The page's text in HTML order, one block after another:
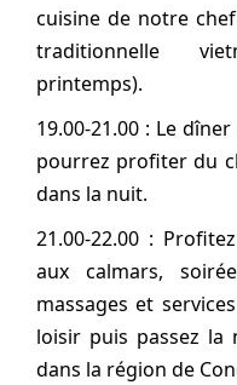
cuisine de notre
traditionnelle
printemps).
19.00-21.00 : Le
pourrez profiter du
dans la nuit.
21.00-22.00 :
aux calmars,
massages et
loisir puis passez la
dans la région de